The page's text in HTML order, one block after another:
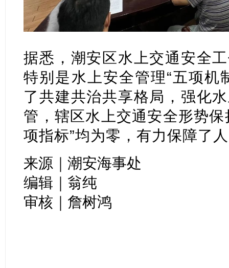
据悉，潮安区水上交通安全
特别是水上安全管理“五项机
了共建共治共享格局，强化
管，辖区水上交通安全形势
项指标”均为零，有力保障了
来源｜潮安海事处
编辑｜翁纯
审核｜詹树鸿